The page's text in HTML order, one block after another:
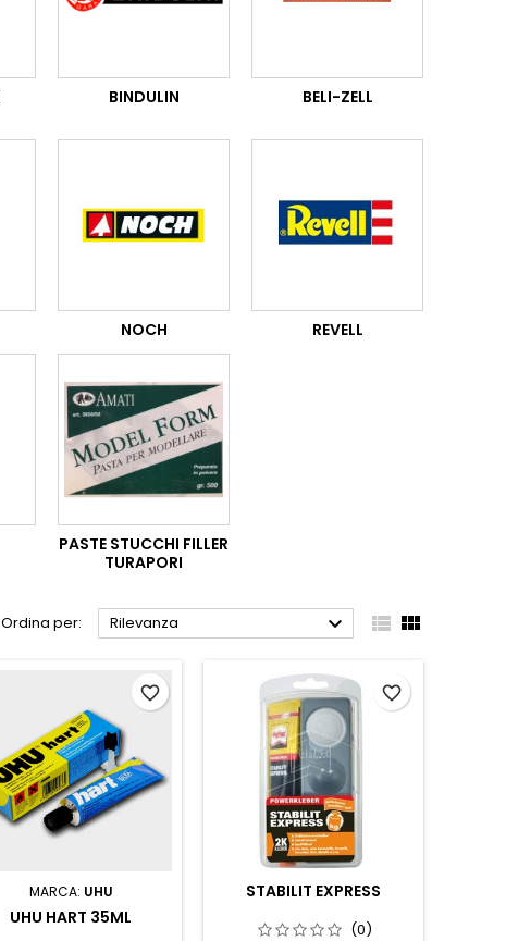
BINDULIN BELI-ZELL
NOCH REVELL
PASTE STUCCHI FILLER
TURAPORI
Ordina per: Rilevanza   
MARCA: UHU
UHU HART 35ML
favorite_border
STABILIT EXPRESS
(0)
favorite_border